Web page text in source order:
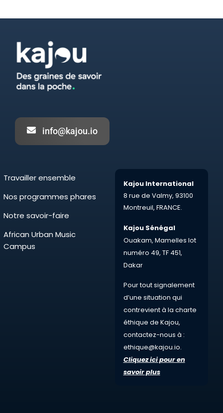
info@kajou.io
Travailler ensemble
Nos programmes phares
Notre savoir-faire
African Urban Music
Campus
Kajou International
8 rue de Valmy, 93100
Montreuil, FRANCE.
Kajou Sénégal
Ouakam, Mamelles lot
numéro 49, TF 451,
Dakar
Pour toutsignalement
d’une situation qui
contrevient à la charte
éthique de Kajou,
contactez-nous à :
ethique@kajou.io.
Cliquez ici pour en
savoir plus